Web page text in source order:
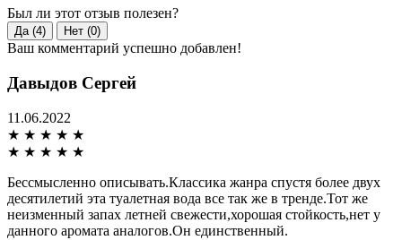
Был ли этот отзыв полезен?
Да (4) Нет (0)
Ваш комментарий успешно добавлен!
Давыдов Сергей
11.06.2022
★ ★ ★ ★ ★
★ ★ ★ ★ ★
Бессмысленно описывать.Классика жанра спустя более двух
десятилетий эта туалетная вода все так же в тренде.Тот же
неизменный запах летней свежести,хорошая стойкость,нет у
данного аромата аналогов.Он единственный.